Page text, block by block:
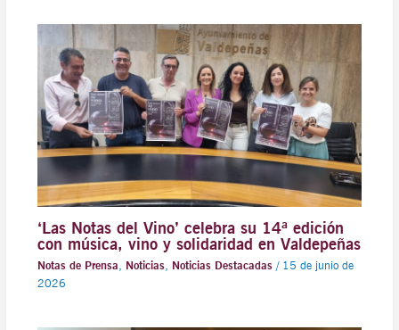
‘Las Notas del Vino’ celebra su 14ª edición
con música, vino y solidaridad en Valdepeñas
Notas de Prensa, Noticias, Noticias Destacadas/ 15 de junio de
2026